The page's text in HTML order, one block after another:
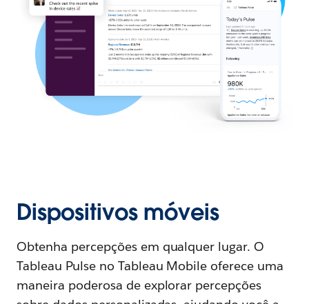
Dispositivos móveis
Obtenha percepções em qualquer lugar. O
Tableau Pulse no Tableau Mobile oferece uma
maneira poderosa de explorar percepções